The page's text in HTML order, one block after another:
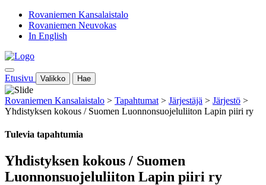
Rovaniemen Kansalaistalo
Rovaniemen Neuvokas
In English
Etusivu Valikko Hae
Rovaniemen Kansalaistalo > Tapahtumat > Järjestäjä > Järjestö >
Yhdistyksen kokous / Suomen Luonnonsuojeluliiton Lapin piiri ry
Tulevia tapahtumia
Yhdistyksen kokous / Suomen
Luonnonsuojeluliiton Lapin piiri ry